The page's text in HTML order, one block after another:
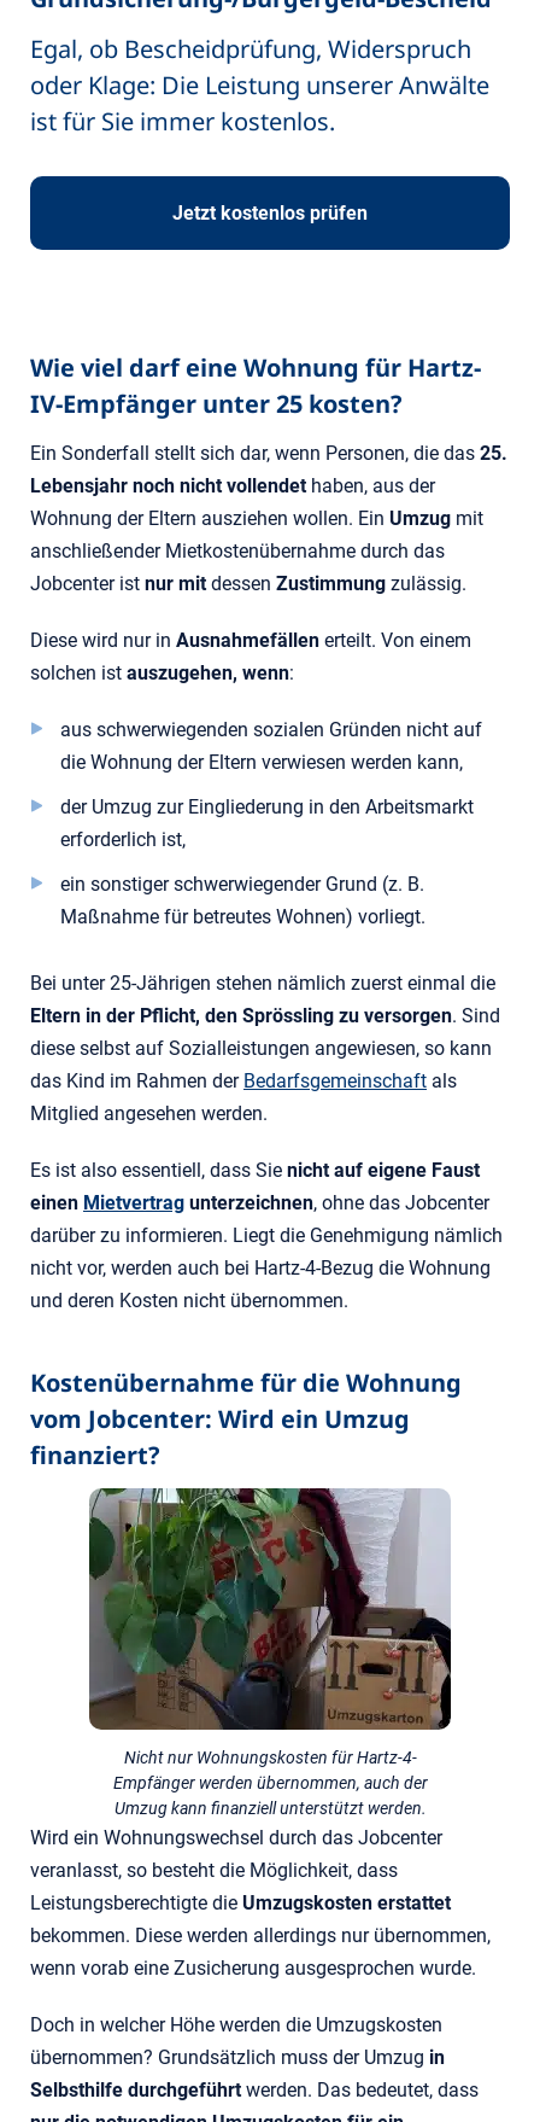
Egal, ob Bescheidprüfung, Widerspruch
oder Klage: Die Leistung unserer Anwälte
ist für Sie immer kostenlos.
Jetzt kostenlos prüfen
Wie viel darf eine Wohnung für Hartz-
IV-Empfänger unter 25 kosten?
Ein Sonderfall stellt sich dar, wenn Personen, die das 25.
Lebensjahr noch nicht vollendethaben, aus der
Wohnung der Eltern ausziehen wollen. Ein Umzug mit
anschließender Mietkostenübernahme durch das
Jobcenter ist nur mitdessen Zustimmung zulässig.
Diese wird nur in Ausnahmefällen erteilt. Von einem
solchen ist auszugehen, wenn:
aus schwerwiegenden sozialen Gründen nicht auf
die Wohnung der Eltern verwiesen werden kann,
der Umzug zur Eingliederung in den Arbeitsmarkt
erforderlich ist,
ein sonstiger schwerwiegender Grund (z. B.
Maßnahme für betreutes Wohnen) vorliegt.
Bei unter 25-Jährigen stehen nämlich zuerst einmal die
Eltern in der Pflicht, den Sprössling zu versorgen. Sind
diese selbst auf Sozialleistungen angewiesen, so kann
das Kind im Rahmen der Bedarfsgemeinschaft als
Mitglied angesehen werden.
Es ist also essentiell, dass Sie nicht auf eigene Faust
einen Mietvertrag unterzeichnen, ohne das Jobcenter
darüber zu informieren. Liegt die Genehmigung nämlich
nicht vor, werden auch bei Hartz-4-Bezug die Wohnung
und deren Kosten nicht übernommen.
Kostenübernahme für die Wohnung
vom Jobcenter: Wird ein Umzug
finanziert?
Nicht nur Wohnungskosten für Hartz-4-
Empfänger werden übernommen, auch der
Umzug kann finanziell unterstützt werden.
Wird ein Wohnungswechsel durch das Jobcenter
veranlasst, so besteht die Möglichkeit, dass
Leistungsberechtigte die Umzugskosten erstattet
bekommen. Diese werden allerdings nur übernommen,
wenn vorab eine Zusicherung ausgesprochen wurde.
Doch in welcher Höhe werden die Umzugskosten
übernommen? Grundsätzlich muss der Umzug in
Selbsthilfe durchgeführtwerden. Das bedeutet, dass